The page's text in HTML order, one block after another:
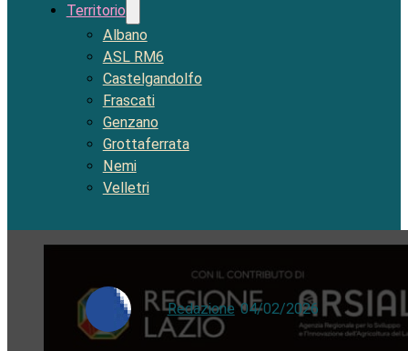
Territorio
Albano
ASL RM6
Castelgandolfo
Frascati
Genzano
Grottaferrata
Nemi
Velletri
Redazione-04/02/2026